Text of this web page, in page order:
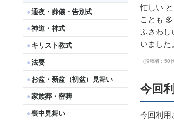
通夜・葬儀・告別式
神道・神式
キリスト教式
法要
お盆・新盆（初盆）見舞い
家族葬・密葬
喪中見舞い
忙しい
ことも
ふさわし
いました
（投稿者：50
今回
今回利用